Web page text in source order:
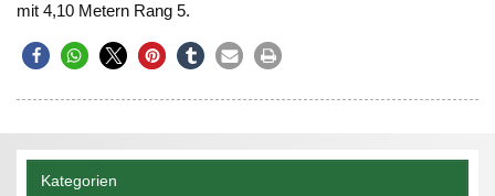
mit 4,10 Metern Rang 5.
Kategorien